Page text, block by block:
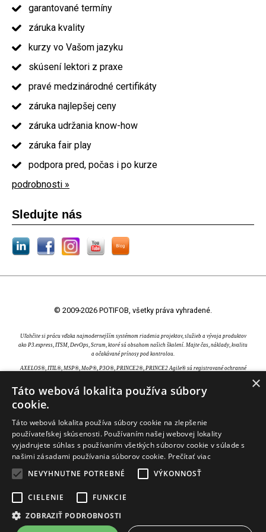
garantované termíny
záruka kvality
kurzy vo Vašom jazyku
skúsení lektori z praxe
pravé medzinárodné certifikáty
záruka najlepšej ceny
záruka udržania know-how
záruka fair play
podpora pred, počas i po kurze
podrobnosti »
Sledujte nás
© 2009-2026 POTIFOB, všetky práva vyhradené.
Uľahčite si prácu vďaka najmodernejším systémom riadenia projektov, služieb a vývoja produktov
ako P3.express, ITSM, DevOps, Scrum, ktoré sú obsahom našich školení. Majte čas, náklady, kvalitu
a očakávané prínosy pod kontrolou.
AXELOS®, ITIL®, MSP®, MoP®, P3O®, PRINCE2®, PRINCE2 Agile® sú registrované ochranné
PMBOK®, PMI®, PMI-ACP® a PMP® sú registrované ochranné známky Project Management
Institute, Inc. EXIN® je registrovaná ochranná známka EXIN Holding B.V.. IPMA® je registrovaná
ochranná známka International Project Management Association. TOGAF® je registrovaná
×
Táto webová lokalita používa súbory
cookie.
Táto webová lokalita používa súbory cookie na zlepšenie
používateľskej skúsenosti. Používaním našej webovej lokality
vyjadrujete súhlas s používaním všetkých súborov cookie v súlade s
našimi zásadami používania súborov cookie. Prečítať viac
NEVYHNUTNE POTREBNÉ
VÝKONNOSŤ
CIELENIE
FUNKCIE
ZOBRAZIŤ PODROBNOSTI